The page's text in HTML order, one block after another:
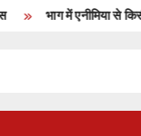
भाग में एनीमिया से किसी भी